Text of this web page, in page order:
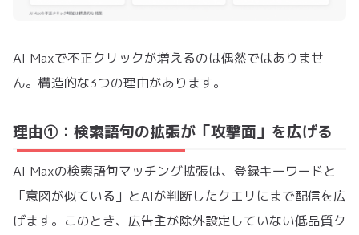
AI Maxで不正クリックが増えるのは偶然ではありませ
ん。構造的な3つの理由があります。
理由①：検索語句の拡張が「攻撃面」を広げる
AI Maxの検索語句マッチング拡張は、登録キーワードと
「意図が似ている」とAIが判断したクエリにまで配信を広
げます。このとき、広告主が除外設定していない低品質ク